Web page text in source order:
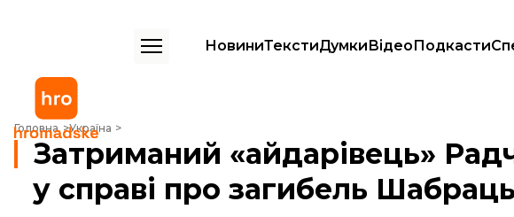
НовиниТекстиДумкиВідеоПодкасти
Головна Україна
Затриманий «айдарівець» Радченко фігурував у справі про загибель Шабрацького –
Затриманий «айдарівець»
у справі про загибель